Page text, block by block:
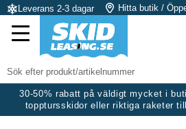
Meny
Leverans 2-3 dagar Hitta butik /
30-50% rabatt på väldigt mycket i
topptursskidor eller riktiga raketer